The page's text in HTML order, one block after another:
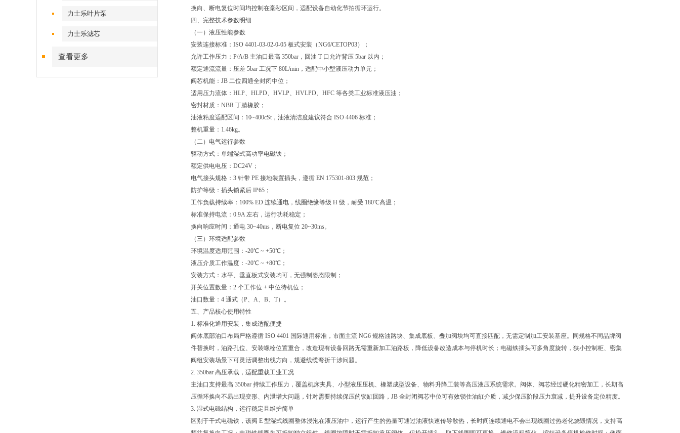
力士乐叶片泵
力士乐滤芯
查看更多
换向、断电复位时间均控制在毫秒区间，适配设备自动化节拍循环运行。
四、完整技术参数明细
（一）液压性能参数
安装连接标准：ISO 4401-03-02-0-05 板式安装（NG6/CETOP03）；
允许工作压力：P/A/B 主油口最高 350bar，回油 T 口允许背压 5bar 以内；
额定通流流量：压差 5bar 工况下 80L/min，适配中小型液压动力单元；
阀芯机能：JB 二位四通全封闭中位；
适用压力流体：HLP、HLPD、HVLP、HVLPD、HFC 等各类工业标准液压油；
密封材质：NBR 丁腈橡胶；
油液粘度适配区间：10~400cSt，油液清洁度建议符合 ISO 4406 标准；
整机重量：1.46kg。
（二）电气运行参数
驱动方式：单端湿式高功率电磁铁；
额定供电电压：DC24V；
电气接头规格：3 针带 PE 接地装置插头，遵循 EN 175301-803 规范；
防护等级：插头锁紧后 IP65；
工作负载持续率：100% ED 连续通电，线圈绝缘等级 H 级，耐受 180℃高温；
标准保持电流：0.9A 左右，运行功耗稳定；
换向响应时间：通电 30~40ms，断电复位 20~30ms。
（三）环境适配参数
环境温度适用范围：-20℃ ~ +50℃；
液压介质工作温度：-20℃ ~ +80℃；
安装方式：水平、垂直板式安装均可，无强制姿态限制；
开关位置数量：2 个工作位 + 中位待机位；
油口数量：4 通式（P、A、B、T）。
五、产品核心使用特性
1. 标准化通用安装，集成适配便捷
阀体底部油口布局严格遵循 ISO 4401 国际通用标准，市面主流 NG6 规格油路块、集成底板、叠加阀块均可直接匹配，无需定制加工安装基座。同规格不同品牌阀
件替换时，油路孔位、安装螺栓位置重合，改造现有设备回路无需重新加工油路板，降低设备改造成本与停机时长；电磁铁插头可多角度旋转，狭小控制柜、密集
阀组安装场景下可灵活调整出线方向，规避线缆弯折干涉问题。
2. 350bar 高压承载，适配重载工业工况
主油口支持最高 350bar 持续工作压力，覆盖机床夹具、小型液压压机、橡塑成型设备、物料升降工装等高压液压系统需求。阀体、阀芯经过硬化精密加工，长期高
压循环换向不易出现变形、内泄增大问题，针对需要持续保压的锁缸回路，JB 全封闭阀芯中位可有效锁住油缸介质，减少保压阶段压力衰减，提升设备定位精度。
3. 湿式电磁结构，运行稳定且维护简单
区别于干式电磁铁，该阀 E 型湿式线圈整体浸泡在液压油中，运行产生的热量可通过油液快速传导散热，长时间连续通电不会出现线圈过热老化烧毁情况，支持高